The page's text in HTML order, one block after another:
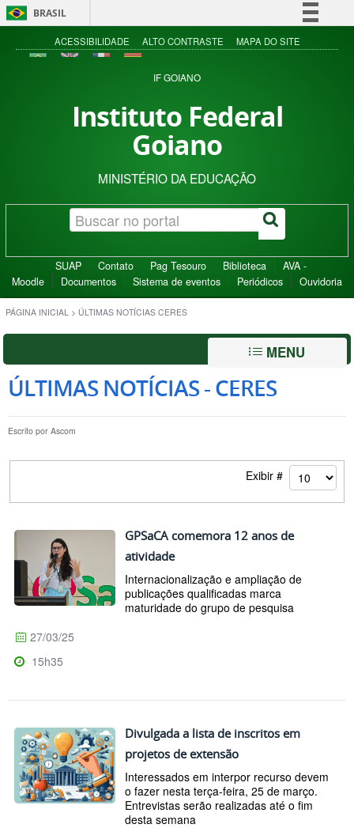
BRASIL
Simplifique!
Acesso à informação
ACESSIBILIDADE ALTO CONTRASTE MAPA DO SITE
IF GOIANO
Instituto Federal
Goiano
MINISTÉRIO DA EDUCAÇÃO
SUAP Contato Pag Tesouro Biblioteca
AVA -
Moodle
Documentos Sistema de eventos Periódicos Ouvidoria
PÁGINA INICIAL > ÚLTIMAS NOTÍCIAS CERES
MENU
ÚLTIMAS NOTÍCIAS - CERES
Escrito por Ascom
Exibir #
GPSaCA comemora 12 anos de
atividade
Internacionalização e ampliação de
publicações qualificadas marca
maturidade do grupo de pesquisa
27/03/25
15h35
Divulgada a lista de inscritos em
projetos de extensão
Interessados em interpor recurso devem
o fazer nesta terça-feira, 25 de março.
Entrevistas serão realizadas até o fim
desta semana